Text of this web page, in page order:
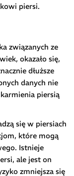
piersi.
związanych ze
okazało się,
dłuższe
danych nie
piersią
się w piersiach
które mogą
Istnieje
ale jest on
zmniejsza się